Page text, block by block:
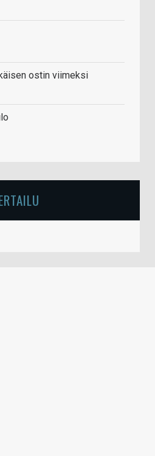
ostin viimeksi